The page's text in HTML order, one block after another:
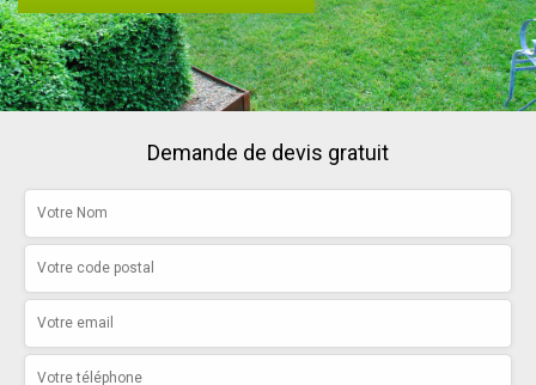
Demande de devis gratuit